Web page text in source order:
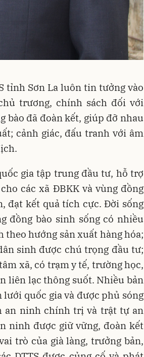
tỉnh Sơn La luôn tin tưởng vào
trương, chính sách đối với
bào đã đoàn kết, giúp đỡ nhau
cảnh giác, đấu tranh với âm
gia tập trung đầu tư, hỗ trợ
các xã ĐBKK và vùng đồng
đạt kết quả tích cực. Đời sống
đồng bào sinh sống có nhiều
hướng sản xuất hàng hóa;
sinh được chú trọng đầu tư;
xã, có trạm y tế, trường học,
liên lạc thông suốt. Nhiều bản
lưới quốc gia và được phủ sóng
an ninh chính trị và trật tự an
ninh được giữ vững, đoàn kết
trò của già làng, trưởng bản,